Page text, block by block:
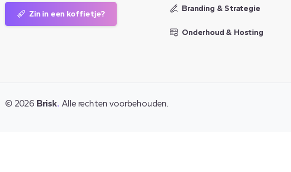
Zin in een koffietje?
Branding & Strategie
Onderhoud & Hosting
© 2026 Brisk. Alle rechten voorbehouden.